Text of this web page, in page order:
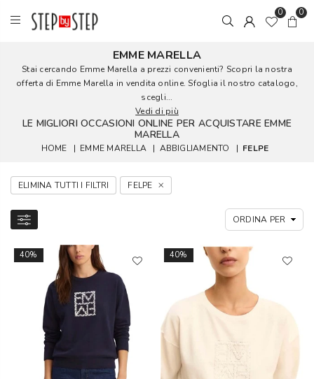
0 0
EMME MARELLA
Stai cercando Emme Marella a prezzi convenienti? Scopri la nostra
offerta di Emme Marella in vendita online. Sfoglia il nostro catalogo,
scegli...
Vedi di più
LE MIGLIORI OCCASIONI ONLINE PER ACQUISTARE EMME
MARELLA
HOME | EMME MARELLA | ABBIGLIAMENTO | FELPE
ELIMINA TUTTI I FILTRI FELPE
40% 40%